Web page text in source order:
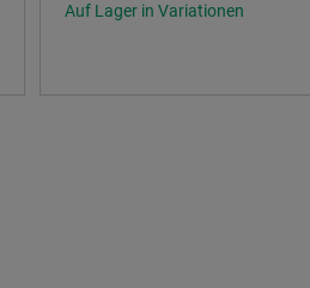
Auf Lager in Variationen